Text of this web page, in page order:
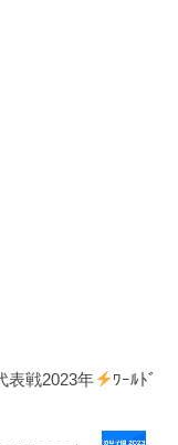
表戦2023年
ﾜｰﾙﾄﾞ